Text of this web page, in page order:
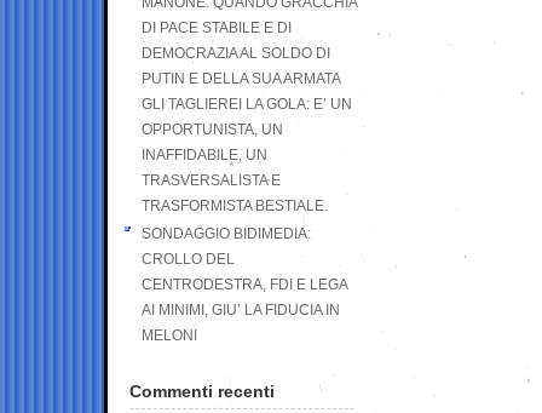
DI PACE STABILE E DI
DEMOCRAZIA AL SOLDO DI
PUTIN E DELLA SUA ARMATA
GLI TAGLIEREI LA GOLA: E’ UN
OPPORTUNISTA, UN
INAFFIDABILE, UN
TRASVERSALISTA E
TRASFORMISTA BESTIALE.
SONDAGGIO BIDIMEDIA:
CROLLO DEL
CENTRODESTRA, FDI E LEGA
AI MINIMI, GIU’ LA FIDUCIA IN
MELONI
Commenti recenti